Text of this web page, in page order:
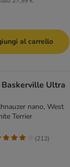
al carrello
Ultra
nano, West
Terrier
(212)